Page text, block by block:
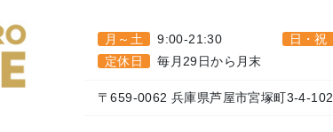
月～土 9:00-21:30 日・祝
定休日
毎月29日から月末
〒659-0062 兵庫県芦屋市宮塚町3-4-102